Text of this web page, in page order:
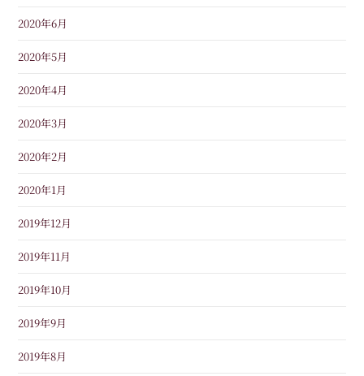
2020年6月
2020年5月
2020年4月
2020年3月
2020年2月
2020年1月
2019年12月
2019年11月
2019年10月
2019年9月
2019年8月